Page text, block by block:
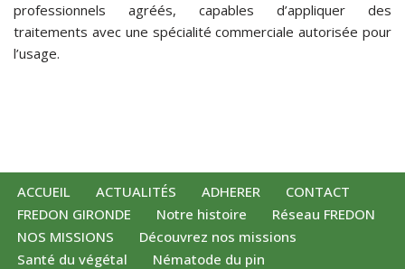
professionnels agréés, capables d’appliquer des
traitements avec une spécialité commerciale autorisée pour
l’usage.
ACCUEIL ACTUALITÉS ADHERER
CONTACT
FREDON GIRONDE
Notre histoire
Réseau FREDON
NOS MISSIONS
Découvrez nos missions
Santé du végétal
Nématode du pin